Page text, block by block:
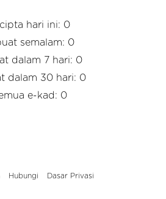
hari ini: 0
semalam: 0
dalam 7 hari: 0
dalam 30 hari: 0
e-kad: 0
Hubungi Dasar Privasi